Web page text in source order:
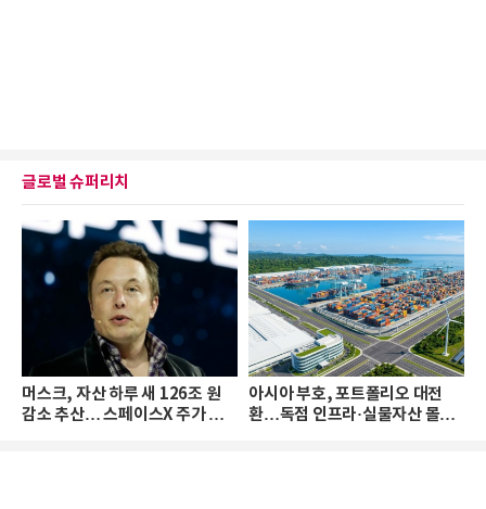
글로벌 슈퍼리치
머스크, 자산 하루 새 126조 원
감소 추산… 스페이스X 주가 하
아시아 부호, 포트폴리오 대전
환…독점 인프라·실물자산 몰린